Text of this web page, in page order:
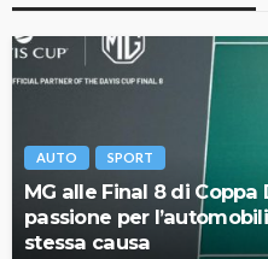
AUTO SPORT
MG alle Final 8 di
passione per
stessa causa